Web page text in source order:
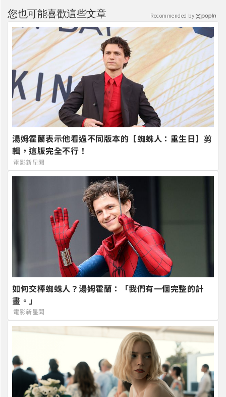
您也可能喜歡這些文章
湯姆霍蘭表示他看過不同版本的【蜘蛛人：重生日】剪
輯，這版完全不行！
電影新星聞
如何交棒蜘蛛人？湯姆霍蘭：「我們有一個完整的計
畫。」
電影新星聞
Recommended by